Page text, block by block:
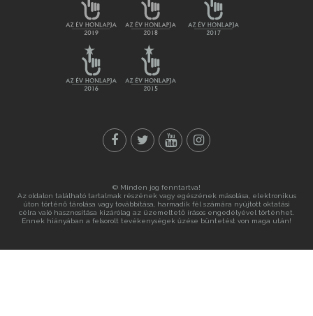
© Minden jog fenntartva!
Az oldalon található tartalmak részének vagy egészének másolása, elektronikus
úton történő tárolása vagy továbbítása, harmadik fél számára nyújtott oktatási
célra való hasznosítása kizárólag az üzemeltető írásos engedélyével történhet.
Ennek hiányában a felsorolt tevékenységek űzése büntetést von maga után!